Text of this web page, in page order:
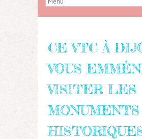
CE VTC À
VOUS
VISITER LES
MONUMENTS